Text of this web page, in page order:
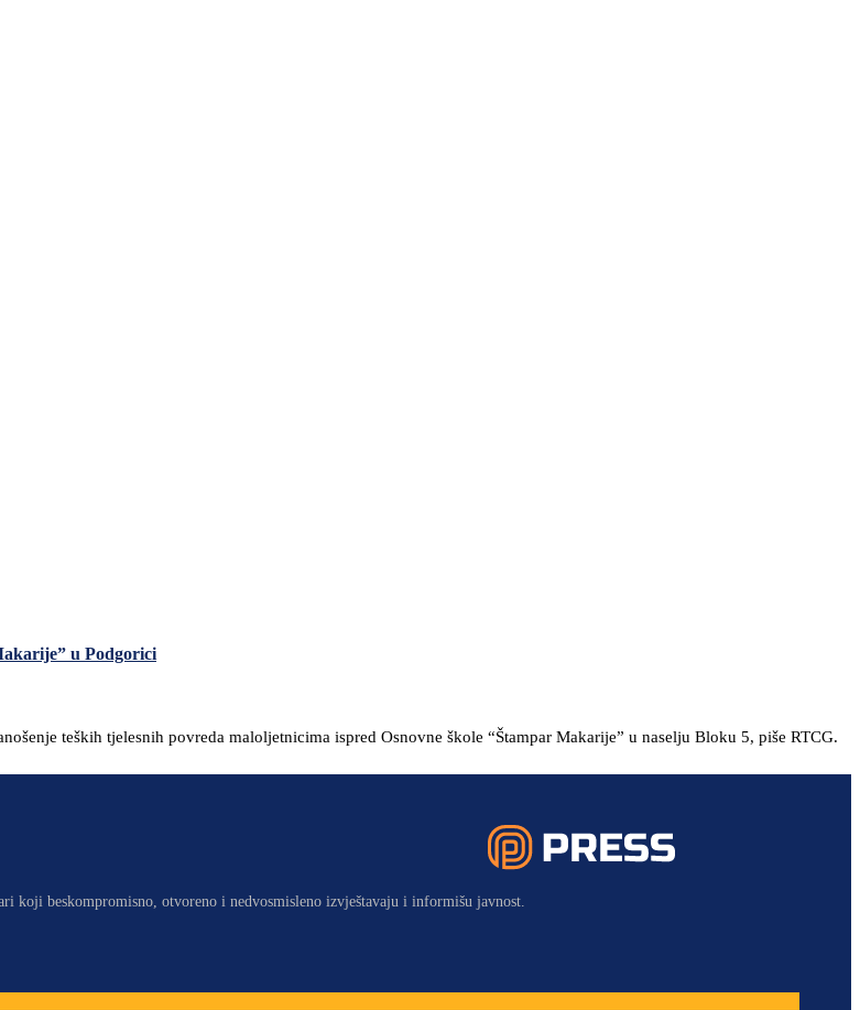
u Podgorici
teških tjelesnih povreda maloljetnicima ispred Osnovne škole “Štampar Makarije” u naselju Bloku 5, piše RTCG.
koji beskompromisno, otvoreno i nedvosmisleno izvještavaju i informišu javnost.